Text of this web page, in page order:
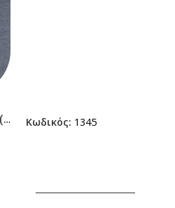
Κωδικός: 1345